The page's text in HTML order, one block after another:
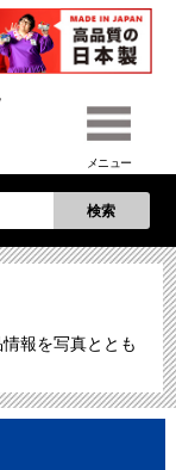
メニュー
検索
報を写真ととも